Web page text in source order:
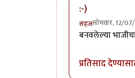
:-)
सहजसोमवार, 12/
बनवलेल्या
प्रतिसाद